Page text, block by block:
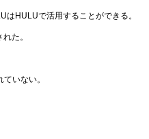
HULUで活用することができる。
た。
いない。